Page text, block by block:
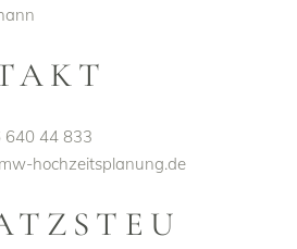
640 44 833
hochzeitsplanung.de